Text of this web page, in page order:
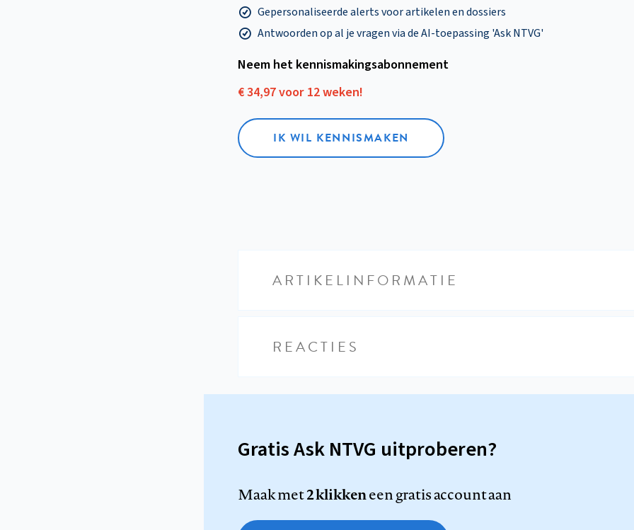
Gepersonaliseerde alerts voor artikelen en dossiers
Antwoorden op al je vragen via de AI-toepassing 'Ask NTVG'
Neem het kennismakings­abonnement
€ 34,97 voor 12 weken!
IK WIL KENNISMAKEN
ARTIKELINFORMATIE
REACTIES
Gratis Ask NTVG uitproberen?
Maak met2 klikkeneen gratis account aan